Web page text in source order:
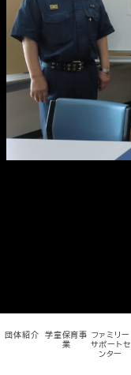
団体紹介 学童保育事
業
ファミリー
サポートセ
ンター